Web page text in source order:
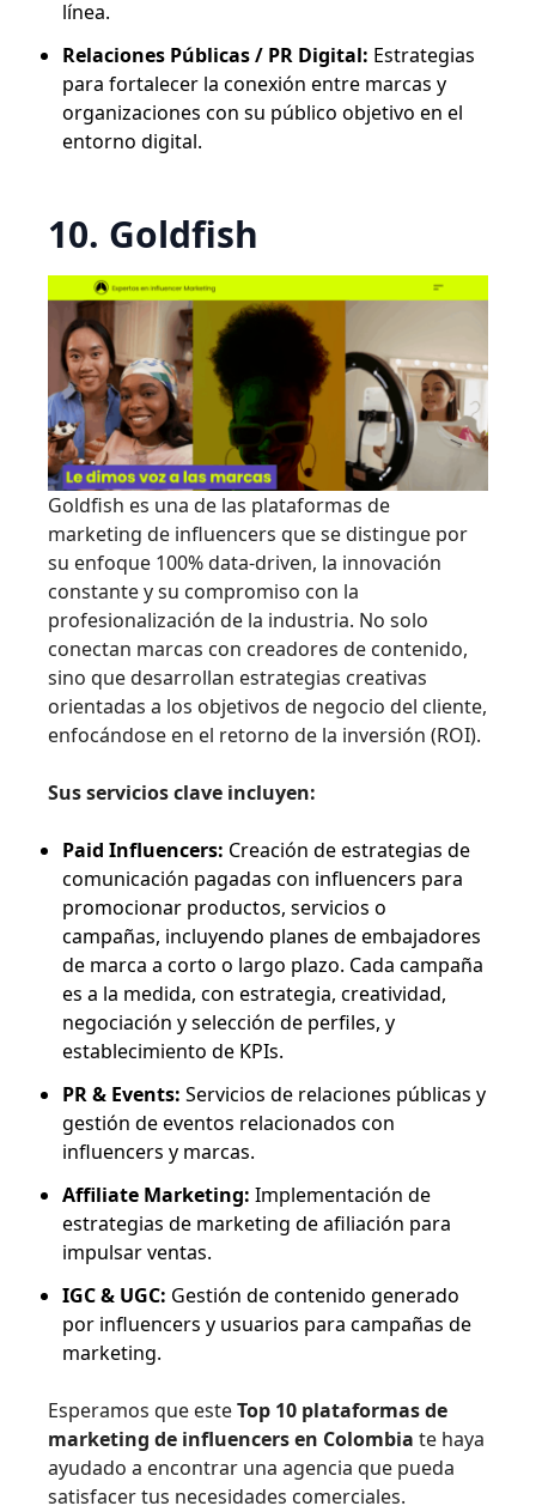
línea.
Relaciones Públicas / PR Digital: Estrategias
para fortalecer la conexión entre marcas y
organizaciones con su público objetivo en el
entorno digital.
10. Goldfish
Goldfish es una de las plataformas de
marketing de influencers que se distingue por
su enfoque 100% data-driven, la innovación
constante y su compromiso con la
profesionalización de la industria. No solo
conectan marcas con creadores de contenido,
sino que desarrollan estrategias creativas
orientadas a los objetivos de negocio del cliente,
enfocándose en el retorno de la inversión (ROI).
Sus servicios clave incluyen:
Paid Influencers: Creación de estrategias de
comunicación pagadas con influencers para
promocionar productos, servicios o
campañas, incluyendo planes de embajadores
de marca a corto o largo plazo. Cada campaña
es a la medida, con estrategia, creatividad,
negociación y selección de perfiles, y
establecimiento de KPIs.
PR & Events: Servicios de relaciones públicas y
gestión de eventos relacionados con
influencers y marcas.
Affiliate Marketing: Implementación de
estrategias de marketing de afiliación para
impulsar ventas.
IGC & UGC: Gestión de contenido generado
por influencers y usuarios para campañas de
marketing.
Esperamos que esteTop 10 plataformas de
marketing de influencers en Colombia te haya
ayudado a encontrar una agencia que pueda
satisfacer tus necesidades comerciales.